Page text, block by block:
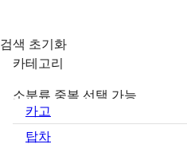
검색 초기화
카테고리
소분류 중복 선택 가능
카고
탑차